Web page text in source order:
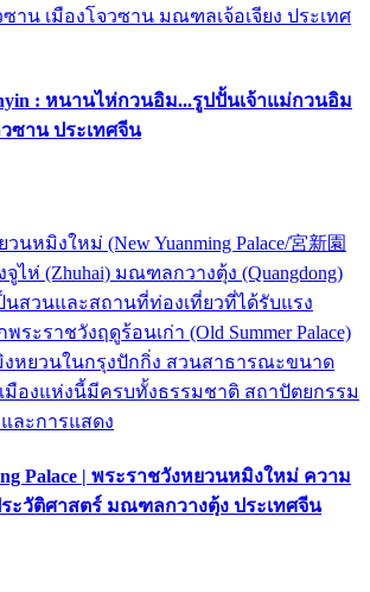
าน เมืองโจวซาน มณฑลเจ้อเจียง ประเทศ
: หนานไห่กวนอิม...รูปปั้นเจ้าแม่กวนอิม
ซาน ประเทศจีน
นหมิงใหม่ (New Yuanming Palace/宮新園
จูไห่ (Zhuhai) มณฑลกวางตุ้ง (Quangdong)
นสวนและสถานที่ท่องเที่ยวที่ได้รับแรง
ระราชวังฤดูร้อนเก่า (Old Summer Palace)
หยวนในกรุงปักกิ่ง สวนสาธารณะขนาด
มืองแห่งนี้มีครบทั้งธรรมชาติ สถาปัตยกรรม
ละการแสดง
Palace | พระราชวังหยวนหมิงใหม่ ความ
ะวัติศาสตร์ มณฑลกวางตุ้ง ประเทศจีน